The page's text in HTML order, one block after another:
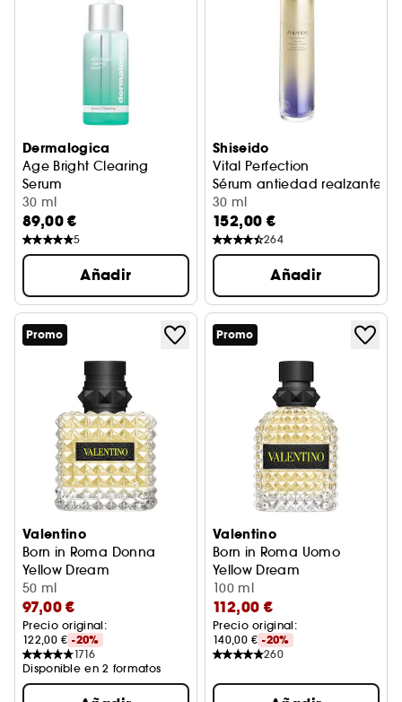
Dermalogica
Age Bright Clearing
Serum
Sérum antimperfecciones
30 ml
89,00 €
5
Añadir
Shiseido
Vital Perfection
Sérum antiedad realzante
30 ml
152,00 €
264
Añadir
Promo
Valentino
Born in Roma Donna
Yellow Dream
Eau de Parfum Perfume de Mujer Floral
50 ml
97,00 €
Precio original:
122,00 € -20%
1716
Disponible en 2 formatos
Promo
Valentino
Born in Roma Uomo
Yellow Dream
Eau de Toilette Perfume de
100 ml
112,00 €
Precio original:
140,00 € -20%
260